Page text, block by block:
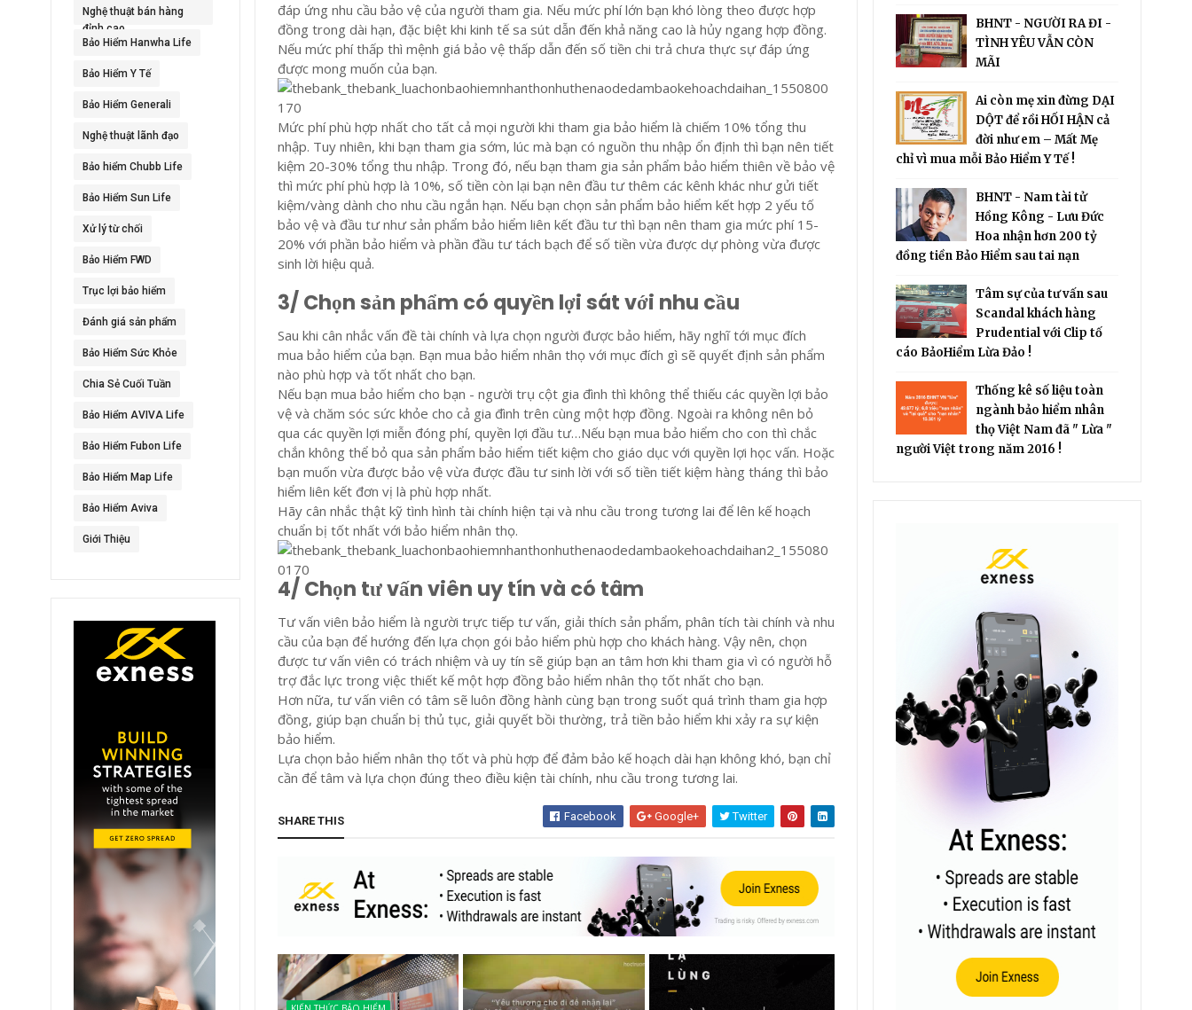
Nghệ thuật bán hàng
đỉnh cao
Bảo Hiểm Hanwha Life
Bảo Hiểm Y Tế
Bảo Hiểm Generali
Nghệ thuật lãnh đạo
Bảo hiểm Chubb Life
Bảo Hiểm Sun Life
Xử lý từ chối
Bảo Hiểm FWD
Trục lợi bảo hiểm
Đánh giá sản phẩm
Bảo Hiểm Sức Khỏe
Chia Sẻ Cuối Tuần
Bảo Hiểm AVIVA Life
Bảo Hiểm Fubon Life
Bảo Hiểm Map Life
Bảo Hiểm Aviva
Giới Thiệu
đáp ứng nhu cầu bảo vệ của người tham gia. Nếu mức phí lớn bạn khó lòng theo được hợp
đồng trong dài hạn, đặc biệt khi kinh tế sa sút dẫn đến khả năng cao là hủy ngang hợp đồng.
Nếu mức phí thấp thì mệnh giá bảo vệ thấp dẫn đến số tiền chi trả chưa thực sự đáp ứng
được mong muốn của bạn.
Mức phí phù hợp nhất cho tất cả mọi người khi tham gia bảo hiểm là chiếm 10% tổng thu
nhập. Tuy nhiên, khi bạn tham gia sớm, lúc mà bạn có nguồn thu nhập ổn định thì bạn nên tiết
kiệm 20-30% tổng thu nhập. Trong đó, nếu bạn tham gia sản phẩm bảo hiểm thiên về bảo vệ
thì mức phí phù hợp là 10%, số tiền còn lại bạn nên đầu tư thêm các kênh khác như gửi tiết
kiệm/vàng dành cho nhu cầu ngắn hạn. Nếu bạn chọn sản phẩm bảo hiểm kết hợp 2 yếu tố
bảo vệ và đầu tư như sản phẩm bảo hiểm liên kết đầu tư thì bạn nên tham gia mức phí 15-
20% với phần bảo hiểm và phần đầu tư tách bạch để số tiền vừa được dự phòng vừa được
sinh lời hiệu quả.
3/ Chọn sản phẩm có quyền lợi sát với nhu cầu
Sau khi cân nhắc vấn đề tài chính và lựa chọn người được bảo hiểm, hãy nghĩ tới mục đích
mua bảo hiểm của bạn. Bạn mua bảo hiểm nhân thọ với mục đích gì sẽ quyết định sản phẩm
nào phù hợp và tốt nhất cho bạn.
Nếu bạn mua bảo hiểm cho bạn - người trụ cột gia đình thì không thể thiếu các quyền lợi bảo
vệ và chăm sóc sức khỏe cho cả gia đình trên cùng một hợp đồng. Ngoài ra không nên bỏ
qua các quyền lợi miễn đóng phí, quyền lợi đầu tư…Nếu bạn mua bảo hiểm cho con thì chắc
chắn không thể bỏ qua sản phẩm bảo hiểm tiết kiệm cho giáo dục với quyền lợi học vấn. Hoặc
bạn muốn vừa được bảo vệ vừa được đầu tư sinh lời với số tiền tiết kiệm hàng tháng thì bảo
hiểm liên kết đơn vị là phù hợp nhất.
Hãy cân nhắc thật kỹ tình hình tài chính hiện tại và nhu cầu trong tương lai để lên kế hoạch
chuẩn bị tốt nhất với bảo hiểm nhân thọ.
4/ Chọn tư vấn viên uy tín và có tâm
Tư vấn viên bảo hiểm là người trực tiếp tư vấn, giải thích sản phẩm, phân tích tài chính và nhu
cầu của bạn để hướng đến lựa chọn gói bảo hiểm phù hợp cho khách hàng. Vậy nên, chọn
được tư vấn viên có trách nhiệm và uy tín sẽ giúp bạn an tâm hơn khi tham gia vì có người hỗ
trợ đắc lực trong việc thiết kế một hợp đồng bảo hiểm nhân thọ tốt nhất cho bạn.
Hơn nữa, tư vấn viên có tâm sẽ luôn đồng hành cùng bạn trong suốt quá trình tham gia hợp
đồng, giúp bạn chuẩn bị thủ tục, giải quyết bồi thường, trả tiền bảo hiểm khi xảy ra sự kiện
bảo hiểm.
Lựa chọn bảo hiểm nhân thọ tốt và phù hợp để đảm bảo kế hoạch dài hạn không khó, bạn chỉ
cần để tâm và lựa chọn đúng theo điều kiện tài chính, nhu cầu trong tương lai.
SHARE THIS Facebook Google+ Twitter
BHNT - NGƯỜI RA ĐI -
TÌNH YÊU VẪN CÒN
MÃI
Ai còn mẹ xin đừng DẠI
DỘT để rồi HỐI HẬN cả
đời như em – Mất Mẹ
chỉ vì mua mỗi Bảo Hiểm Y Tế !
BHNT - Nam tài tử
Hồng Kông - Lưu Đức
Hoa nhận hơn 200 tỷ
đồng tiền Bảo Hiểm sau tai nạn
Tâm sự của tư vấn sau
Scandal khách hàng
Prudential với Clip tố
cáo BảoHiểm Lừa Đảo !
Thống kê số liệu toàn
ngành bảo hiểm nhân
thọ Việt Nam đã " Lừa "
người Việt trong năm 2016 !